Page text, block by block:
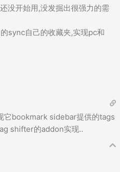
没开始用,没发掘出很强力的需
sync自己的收藏夹,实现pc和
它bookmark sidebar提供的tags
shifter的addon实现..